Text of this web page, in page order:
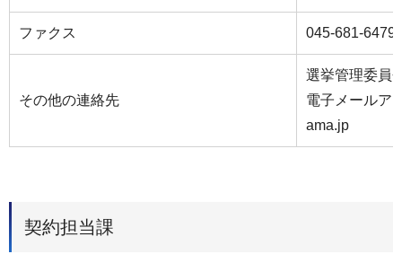
ファクス 045-681-6479
その他の連絡先
選挙管理委員
電子メールア
ama.jp
契約担当課